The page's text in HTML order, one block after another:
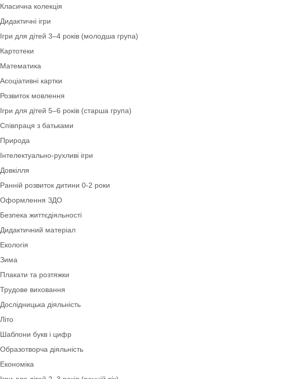
Музичне виховання
Лепбуки
Грамота
Класична колекція
Ігри для дітей 3–4 років (молодша група)
Картотеки
Математика
Асоціативні картки
Ігри для дітей 5–6 років (старша група)
Співпраця з батьками
Природа
Інтелектуально-рухливі ігри
Оформлення ЗДО
Безпека життєдіяльності
Дидактичний матеріал
Екологія
Зима